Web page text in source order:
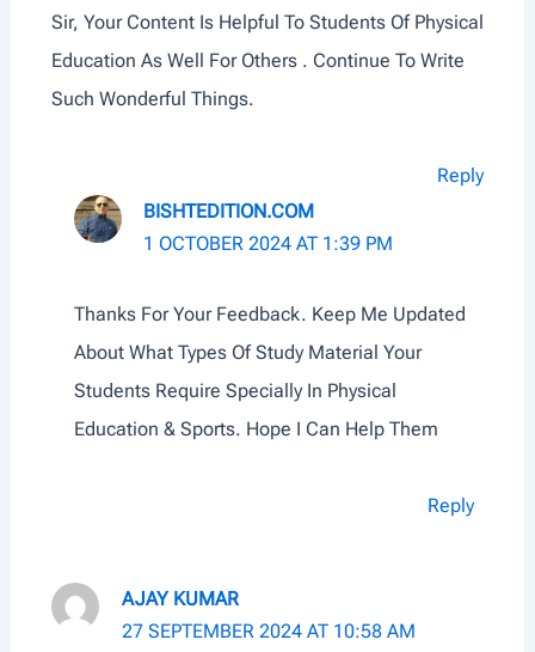
Sir, Your Content Is Helpful To Students Of Physical
Education As Well For Others . Continue To Write
Such Wonderful Things.
Reply
BISHTEDITION.COM
1 OCTOBER 2024 AT 1:39 PM
Thanks For Your Feedback. Keep Me Updated
About What Types Of Study Material Your
Students Require Specially In Physical
Education & Sports. Hope I Can Help Them
Reply
AJAY KUMAR
27 SEPTEMBER 2024 AT 10:58 AM